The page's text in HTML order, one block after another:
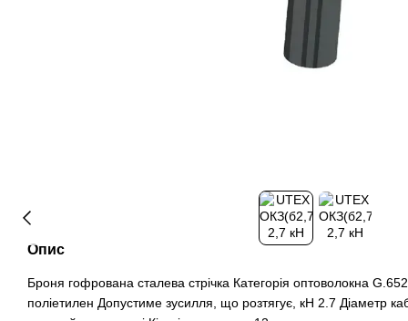
Опис
Броня гофрована сталева стрічка Категорія оптоволокна
поліетилен Допустиме зусилля, що розтягує, кН 2.7 Діаметр